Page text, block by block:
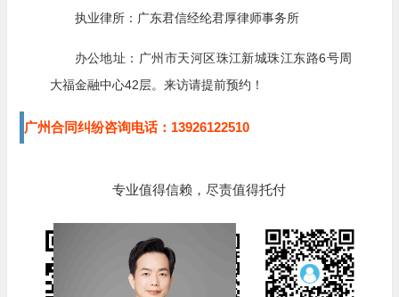
执业律所：广东君信经纶君厚律师事务所
办公地址： 广州市天河区珠江新城珠江东路6号周
大福金融中心42层。来访请提前预约！
广州合同纠纷咨询电话：13926122510
专业值得信赖，尽责值得托付